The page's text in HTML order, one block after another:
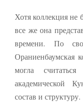
Хотя коллекция не
все же она
времени. По
Ораниенбаумская
могла
академической
состав и структуру.